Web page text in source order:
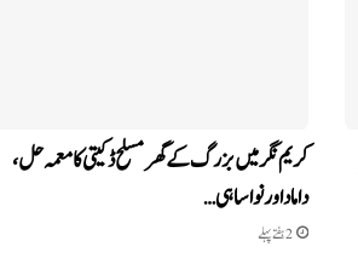
کریم نگر میں بزرگ کے گھر مسلح ڈکیتی کا معمہ حل،
داماد اور نواسا ہی…
2 ہفتے پہلے